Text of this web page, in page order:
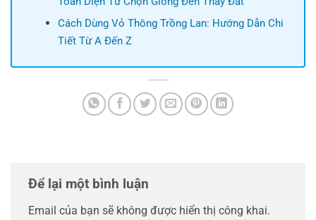
Cách Dùng Vỏ Thông Trồng Lan: Hướng Dẫn Chi
Tiết Từ A Đến Z
Để lại một bình luận
Email của bạn sẽ không được hiển thị công khai.